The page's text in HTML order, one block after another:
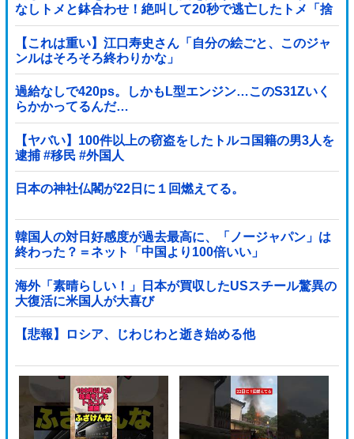
なしトメと鉢合わせ！絶叫して20秒で逃亡したトメ「捨
てないと二度と行ってあげない！」←もう来なくて大丈
夫ですｗ
【これは重い】江口寿史さん「自分の絵ごと、このジャ
ンルはそろそろ終わりかな」
過給なしで420ps。しかもL型エンジン…このS31Zいく
らかかってるんだ…
【ヤバい】100件以上の窃盗をしたトルコ国籍の男3人を
逮捕 #移民 #外国人
日本の神社仏閣が22日に１回燃えてる。
韓国人の対日好感度が過去最高に、「ノージャパン」は
終わった？＝ネット「中国より100倍いい」
海外「素晴らしい！」日本が買収したUSスチール驚異の
大復活に米国人が大喜び
【悲報】ロシア、じわじわと逝き始める他